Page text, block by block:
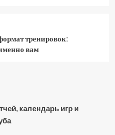
тренировок:
вам
календарь игр и